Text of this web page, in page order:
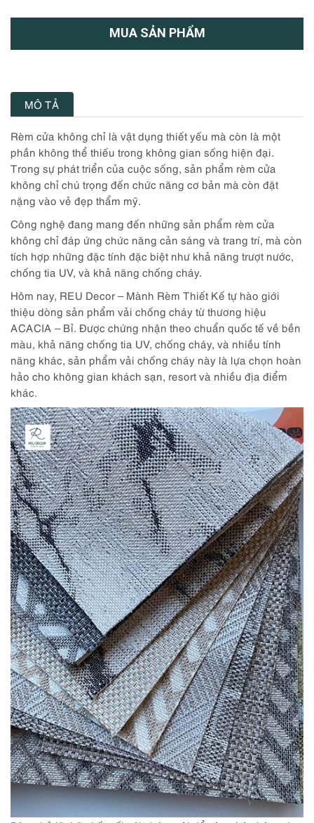
MUA SẢN PHẨM
MÔ TẢ
Rèm cửa không chỉ là vật dụng thiết yếu mà còn là một
phần không thể thiếu trong không gian sống hiện đại.
Trong sự phát triển của cuộc sống, sản phẩm rèm cửa
không chỉ chú trọng đến chức năng cơ bản mà còn đặt
nặng vào vẻ đẹp thẩm mỹ.
Công nghệ đang mang đến những sản phẩm rèm cửa
không chỉ đáp ứng chức năng cản sáng và trang trí, mà còn
tích hợp những đặc tính đặc biệt như khả năng trượt nước,
chống tia UV, và khả năng chống cháy.
Hôm nay, REU Decor – Mành Rèm Thiết Kế tự hào giới
thiệu dòng sản phẩm vải chống cháy từ thương hiệu
ACACIA – Bỉ. Được chứng nhận theo chuẩn quốc tế về bền
màu, khả năng chống tia UV, chống cháy, và nhiều tính
năng khác, sản phẩm vải chống cháy này là lựa chọn hoàn
hảo cho không gian khách sạn, resort và nhiều địa điểm
khác.